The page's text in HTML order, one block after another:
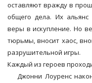
оставляют вражду в
общего дела. Их
веры в искупление. Но
тюрьмы, вносит хаос,
разрушительной игры.
Каждый из героев
Джонни Лоуренс